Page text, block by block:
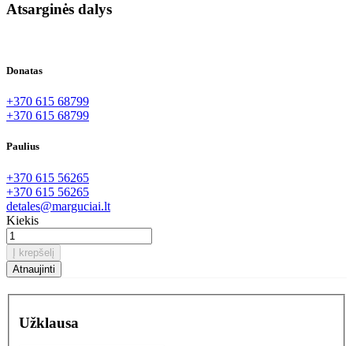
Atsarginės dalys
Donatas
+370 615 68799
+370 615 68799
Paulius
+370 615 56265
+370 615 56265
detales@marguciai.lt
Kiekis
Į krepšelį
Užklausa